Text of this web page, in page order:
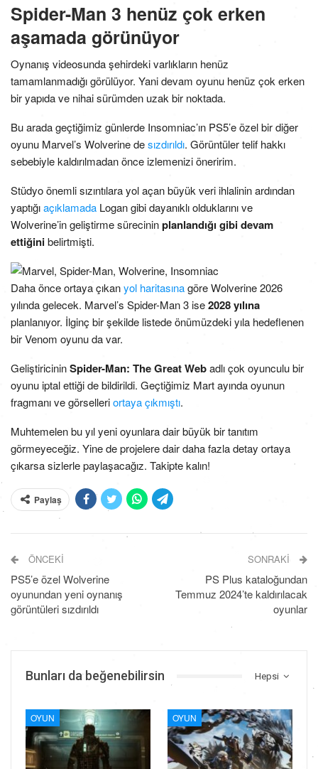
Spider-Man 3 henüz çok erken
aşamada görünüyor
Oynanış videosunda şehirdeki varlıkların henüz
tamamlanmadığı görülüyor. Yani devam oyunu henüz çok erken
bir yapıda ve nihai sürümden uzak bir noktada.
Bu arada geçtiğimiz günlerde Insomniac’ın PS5’e özel bir diğer
oyunu Marvel’s Wolverine desızdırıldı. Görüntüler telif hakkı
sebebiyle kaldırılmadan önce izlemenizi öneririm.
Stüdyo önemli sızıntılara yol açan büyük veri ihlalinin ardından
yaptığıaçıklamada Logan gibi dayanıklı olduklarını ve
Wolverine’in geliştirme sürecininplanlandığı gibi devam
ettiğinibelirtmişti.
Daha önce ortaya çıkanyol haritasınagöre Wolverine 2026
yılında gelecek. Marvel’s Spider-Man 3 ise2028 yılına
planlanıyor. İlginç bir şekilde listede önümüzdeki yıla hedeflenen
bir Venom oyunu da var.
GeliştiricininSpider-Man: The Great Webadlı çok oyunculu bir
oyunu iptal ettiği de bildirildi. Geçtiğimiz Mart ayında oyunun
fragmanı ve görselleriortaya çıkmıştı.
Muhtemelen bu yıl yeni oyunlara dair büyük bir tanıtım
görmeyeceğiz. Yine de projelere dair daha fazla detay ortaya
çıkarsa sizlerle paylaşacağız. Takipte kalın!
Paylaş
ÖNCEKI
PS5’e özel Wolverine
oyunundan yeni oynanış
görüntüleri sızdırıldı
SONRAKI
PS Plus kataloğundan
Temmuz 2024’te kaldırılacak
oyunlar
Hepsi
Bunları da beğenebilirsin
OYUN OYUN